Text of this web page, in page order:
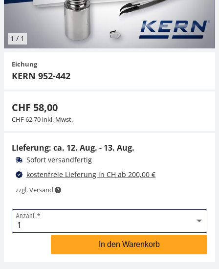
1 / 1
Eichung
KERN 952-442
CHF 58,00
CHF 62,70 inkl. Mwst.
Lieferung: ca. 12. Aug. - 13. Aug.
Sofort versandfertig
kostenfreie Lieferung in CH ab 200,00 €
zzgl. Versand
Anzahl:
In den Warenkorb
Kranwaagen
Tischwaagen
Zubehör
Zug- und Druck-Kraftmesszellen
Zugvorrichtungen
Externe Beleuchtungseinheiten
Mikroskopkameras
Expertenanwendungen
Universelle Anwendungen
Farbmessung
Zubehör